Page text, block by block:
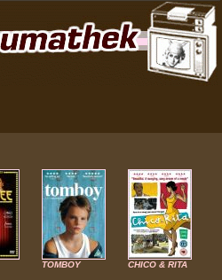
TOMBOY CHICO & RITA